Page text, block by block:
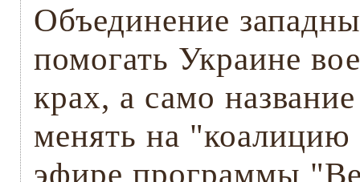
Объединение
помогать Украине
крах, а само
менять на
эфире программы